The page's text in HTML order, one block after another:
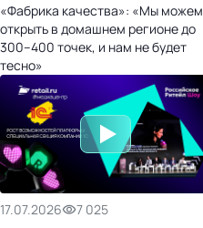
«Фабрика качества»: «Мы можем
открыть в домашнем регионе до
300–400 точек, и нам не будет
тесно»
17.07.2026
7 025